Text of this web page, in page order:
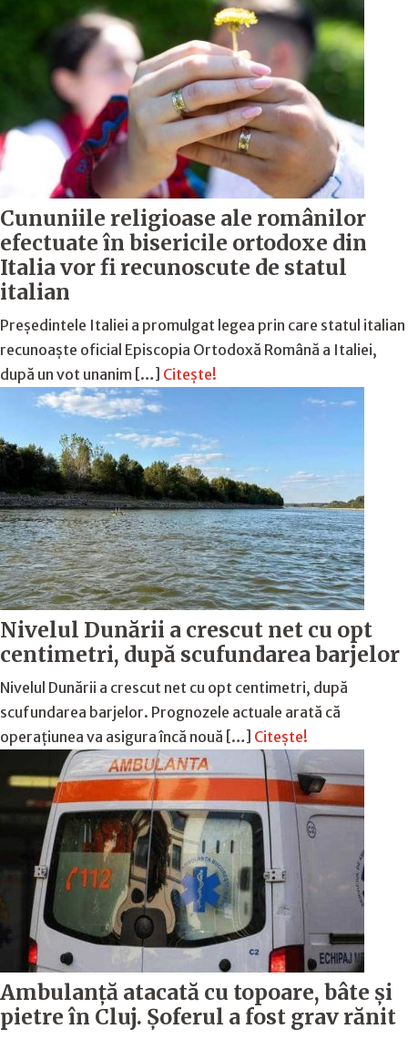
Cununiile religioase ale românilor
efectuate în bisericile ortodoxe din
Italia vor fi recunoscute de statul
italian
Președintele Italiei a promulgat legea prin care statul italian
recunoaște oficial Episcopia Ortodoxă Română a Italiei,
după un vot unanim […] Citește!
Nivelul Dunării a crescut net cu opt
centimetri, după scufundarea barjelor
Nivelul Dunării a crescut net cu opt centimetri, după
scufundarea barjelor. Prognozele actuale arată că
operațiunea va asigura încă nouă […] Citește!
Ambulanță atacată cu topoare, bâte și
pietre în Cluj. Șoferul a fost grav rănit